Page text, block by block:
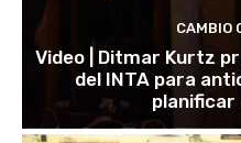
CAMBIO
Video | Ditmar Kurtz
del INTA para
planificar